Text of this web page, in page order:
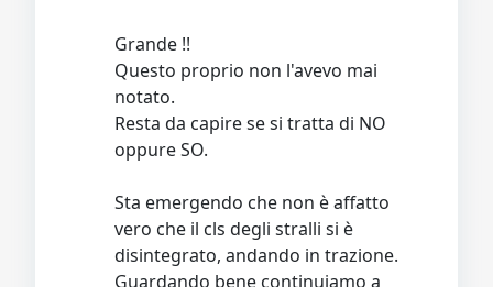
Grande !!
Questo proprio non l'avevo mai
notato.
Resta da capire se si tratta di NO
oppure SO.
Sta emergendo che non è affatto
vero che il cls degli stralli si è
disintegrato, andando in trazione.
Guardando bene continuiamo a